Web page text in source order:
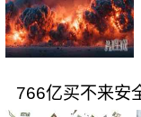
766亿买不来安